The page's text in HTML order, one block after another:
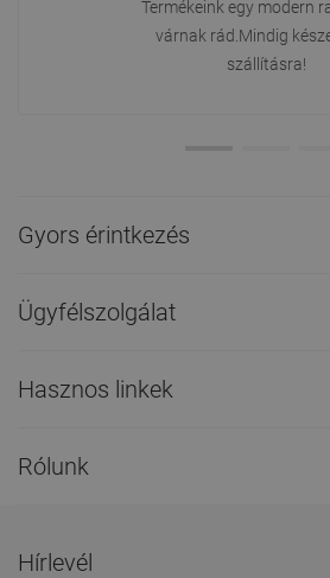
Termékeink egy modern
várnak rád.Mindig
szállításra!
Gyors érintkezés
Ügyfélszolgálat
Hasznos linkek
Rólunk
Hírlevél